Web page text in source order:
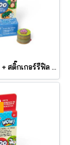
สมุดกิจกรรม + สติ๊กเกอร์รีฟิล ตีมรวมทุกสิ่ง Mini Activity Pad & Refill Stickers Surprise Pack 1 รุ่น 50299 ยี่ห้อ Melissa & Doug